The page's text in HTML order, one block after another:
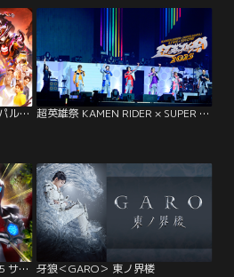
仮面ライダーガヴ ギルティ・パルフェ 超英雄祭 KAMEN RIDER × SUPER SENTAI LIVE ＆ SHOW 2025
ウルトラヒーローズEXPO2025 サマーフェスティバル…ウルトラマンオメガ編 牙狼＜GARO＞ 東ノ界楼